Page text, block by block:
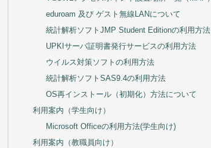
eduroam 及び ゲスト無線LANについて
統計解析ソフトJMP Student Editionの利用方法
UPKIサーバ証明書発行サービスの利用方法
ウイルス対策ソフトの利用方法
統計解析ソフトSAS9.4の利用方法
OS再インストール（初期化）方法について
利用案内（学生向け）
Microsoft Officeの利用方法(学生向け)
利用案内（教職員向け）